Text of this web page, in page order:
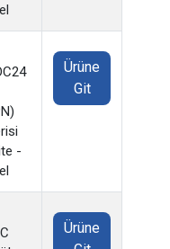
-
Ürüne
Git
Ürüne